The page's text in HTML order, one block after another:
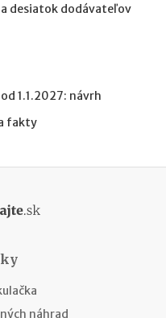
desiatok dodávateľov
1.1.2027: návrh
fakty
náhrad